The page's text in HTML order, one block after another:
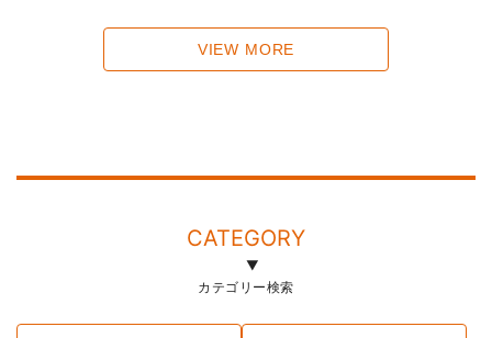
VIEW MORE
CATEGORY
カテゴリー検索